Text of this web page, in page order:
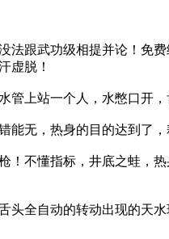
武功级相提并论！免
虚脱！
上站一个人，水憋口开，
无，热身的目的达到了，
懂指标，井底之蛙，热
自动的转动出现的天水